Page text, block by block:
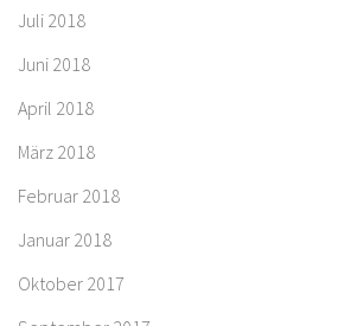
Juli 2018
Juni 2018
April 2018
März 2018
Februar 2018
Januar 2018
Oktober 2017